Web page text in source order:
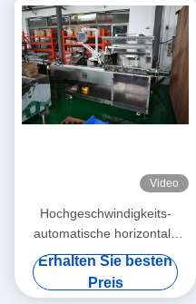
Video
Hochgeschwindigkeits-
automatische horizontale
Kartonmaschine (LYWZH-
Sekundary Packaging
Erhalten Sie besten
Preis